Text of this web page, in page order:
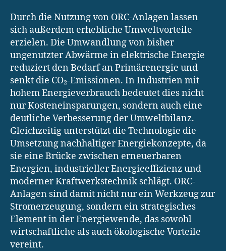
Durch die Nutzung von ORC-Anlagen lassen
sich außerdem erhebliche Umweltvorteile
erzielen. Die Umwandlung von bisher
ungenutzter Abwärme in elektrische Energie
reduziert den Bedarf an Primärenergie und
senkt die CO₂-Emissionen. In Industrien mit
hohem Energieverbrauch bedeutet dies nicht
nur Kosteneinsparungen, sondern auch eine
deutliche Verbesserung der Umweltbilanz.
Gleichzeitig unterstützt die Technologie die
Umsetzung nachhaltiger Energiekonzepte, da
sie eine Brücke zwischen erneuerbaren
Energien, industrieller Energieeffizienz und
moderner Kraftwerkstechnik schlägt. ORC-
Anlagen sind damit nicht nur ein Werkzeug zur
Stromerzeugung, sondern ein strategisches
Element in der Energiewende, das sowohl
wirtschaftliche als auch ökologische Vorteile
vereint.